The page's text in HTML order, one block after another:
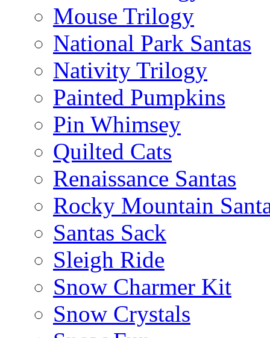
Mouse Trilogy
National Park Santas
Nativity Trilogy
Painted Pumpkins
Pin Whimsey
Quilted Cats
Renaissance Santas
Rocky Mountain
Santas Sack
Sleigh Ride
Snow Charmer Kit
Snow Crystals